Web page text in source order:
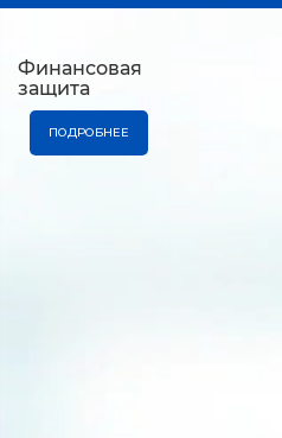
Финансовая
защита
ПОДРОБНЕЕ